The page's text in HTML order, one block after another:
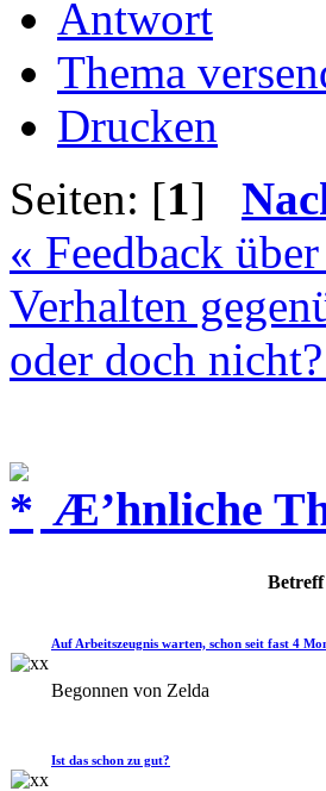
Antwort
Thema
Drucken
Seiten: [1]
« Feedback
Verhalten
oder doch
Æ’hnliche
Betreff
Auf Arbeitszeugnis warten, schon seit fast 4
Begonnen von Zelda
Ist das schon zu gut?